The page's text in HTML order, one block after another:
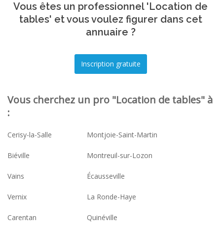
Vous êtes un professionnel 'Location de
tables' et vous voulez figurer dans cet
annuaire ?
Vous cherchez un pro "Location de tables" à
:
Cerisy-la-Salle Montjoie-Saint-Martin
Biéville Montreuil-sur-Lozon
Vains Écausseville
Vernix La Ronde-Haye
Carentan Quinéville